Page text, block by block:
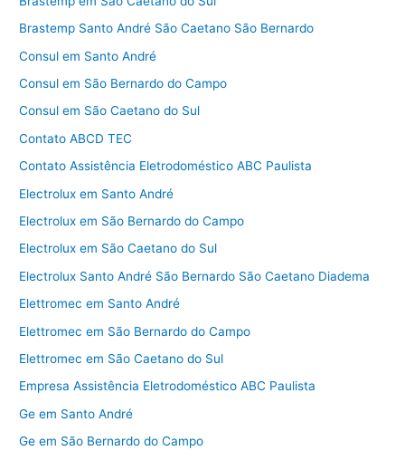
Brastemp Santo André São Caetano São Bernardo
Consul em Santo André
Consul em São Bernardo do Campo
Consul em São Caetano do Sul
Contato ABCD TEC
Contato Assistência Eletrodoméstico ABC Paulista
Electrolux em Santo André
Electrolux em São Bernardo do Campo
Electrolux em São Caetano do Sul
Electrolux Santo André São Bernardo São Caetano Diadema
Elettromec em Santo André
Elettromec em São Bernardo do Campo
Elettromec em São Caetano do Sul
Empresa Assistência Eletrodoméstico ABC Paulista
Ge em Santo André
Ge em São Bernardo do Campo